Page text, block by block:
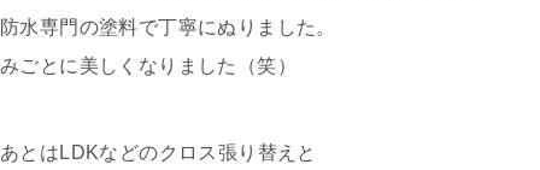
防水専門の塗料で丁寧にぬりました。
みごとに美しくなりました（笑）
あとはLDKなどのクロス張り替えと